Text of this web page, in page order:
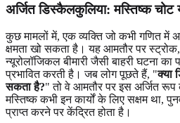
अर्जित डिस्कैलकुलिया: मस्तिष्क चोट
कुछ मामलों में, एक व्यक्ति जो कभी गणित में
क्षमता खो सकता है। यह आमतौर पर
न्यूरोलॉजिकल बीमारी जैसी बाहरी घटना का
प्रभावित करती है। जब लोग पूछते हैं, "क्या
सकता है?" तो वे आमतौर पर इस अर्जित
मस्तिष्क कभी इन कार्यों के लिए सक्षम था,
प्राप्त करने पर केंद्रित होता है।